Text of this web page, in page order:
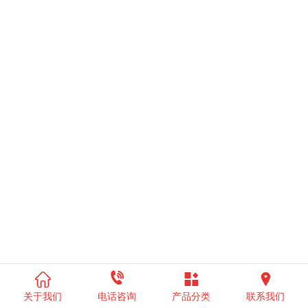

关于我们

电话咨询

产品分类

联系我们